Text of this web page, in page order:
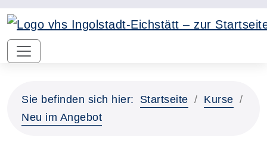
Sie befinden sich hier: Startseite
Kurse
Neu im Angebot